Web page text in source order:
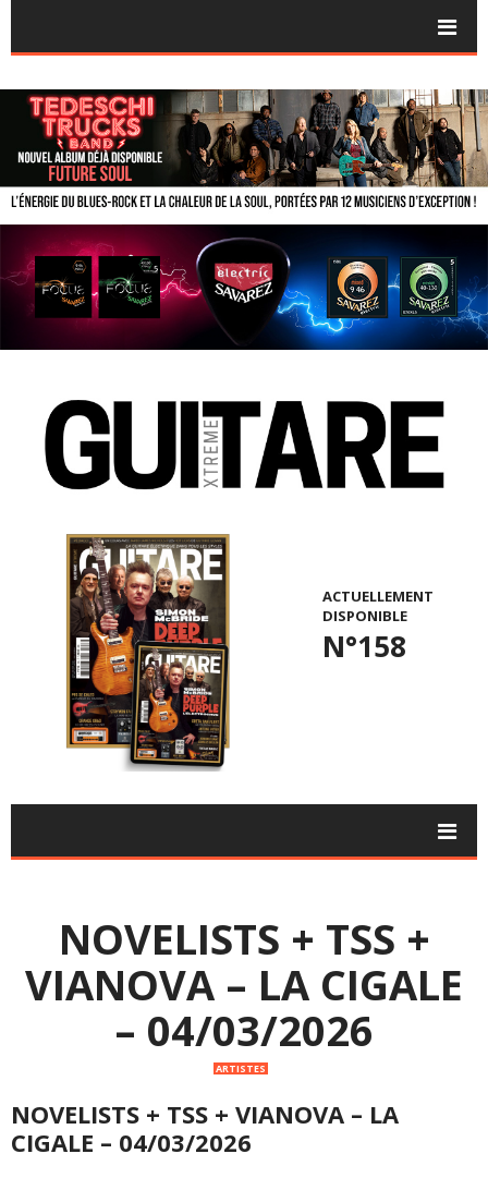
ACTUELLEMENT
DISPONIBLE
N°158
NOVELISTS + TSS +
VIANOVA – LA CIGALE
– 04/03/2026
ARTISTES
NOVELISTS + TSS + VIANOVA – LA
CIGALE – 04/03/2026